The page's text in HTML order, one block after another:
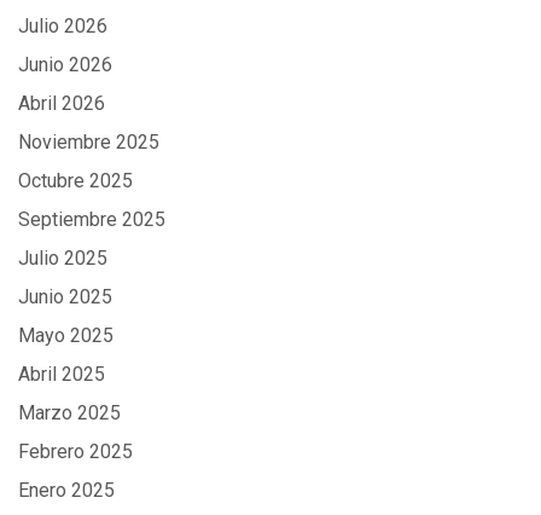
Julio 2026
Junio 2026
Abril 2026
Noviembre 2025
Octubre 2025
Septiembre 2025
Julio 2025
Junio 2025
Mayo 2025
Abril 2025
Marzo 2025
Febrero 2025
Enero 2025